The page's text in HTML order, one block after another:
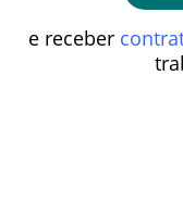
e receber